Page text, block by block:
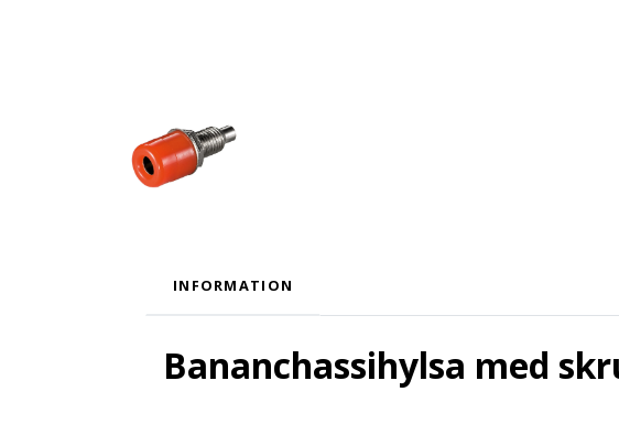
INFORMATION
Bananchassihylsa med